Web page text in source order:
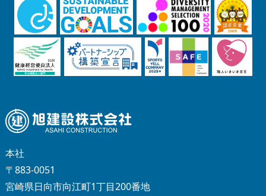
本社
〒883-0051
宮崎県日向市向江町1丁目200番地